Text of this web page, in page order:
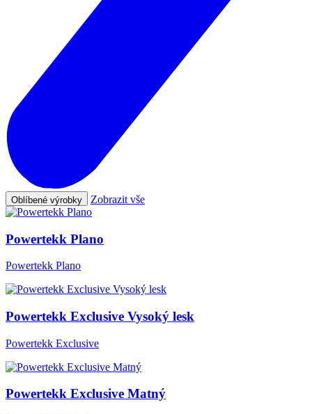
Oblíbené výrobky Zobrazit vše
Powertekk Plano
Powertekk Plano
Powertekk Exclusive Vysoký lesk
Powertekk Exclusive
Powertekk Exclusive Matný